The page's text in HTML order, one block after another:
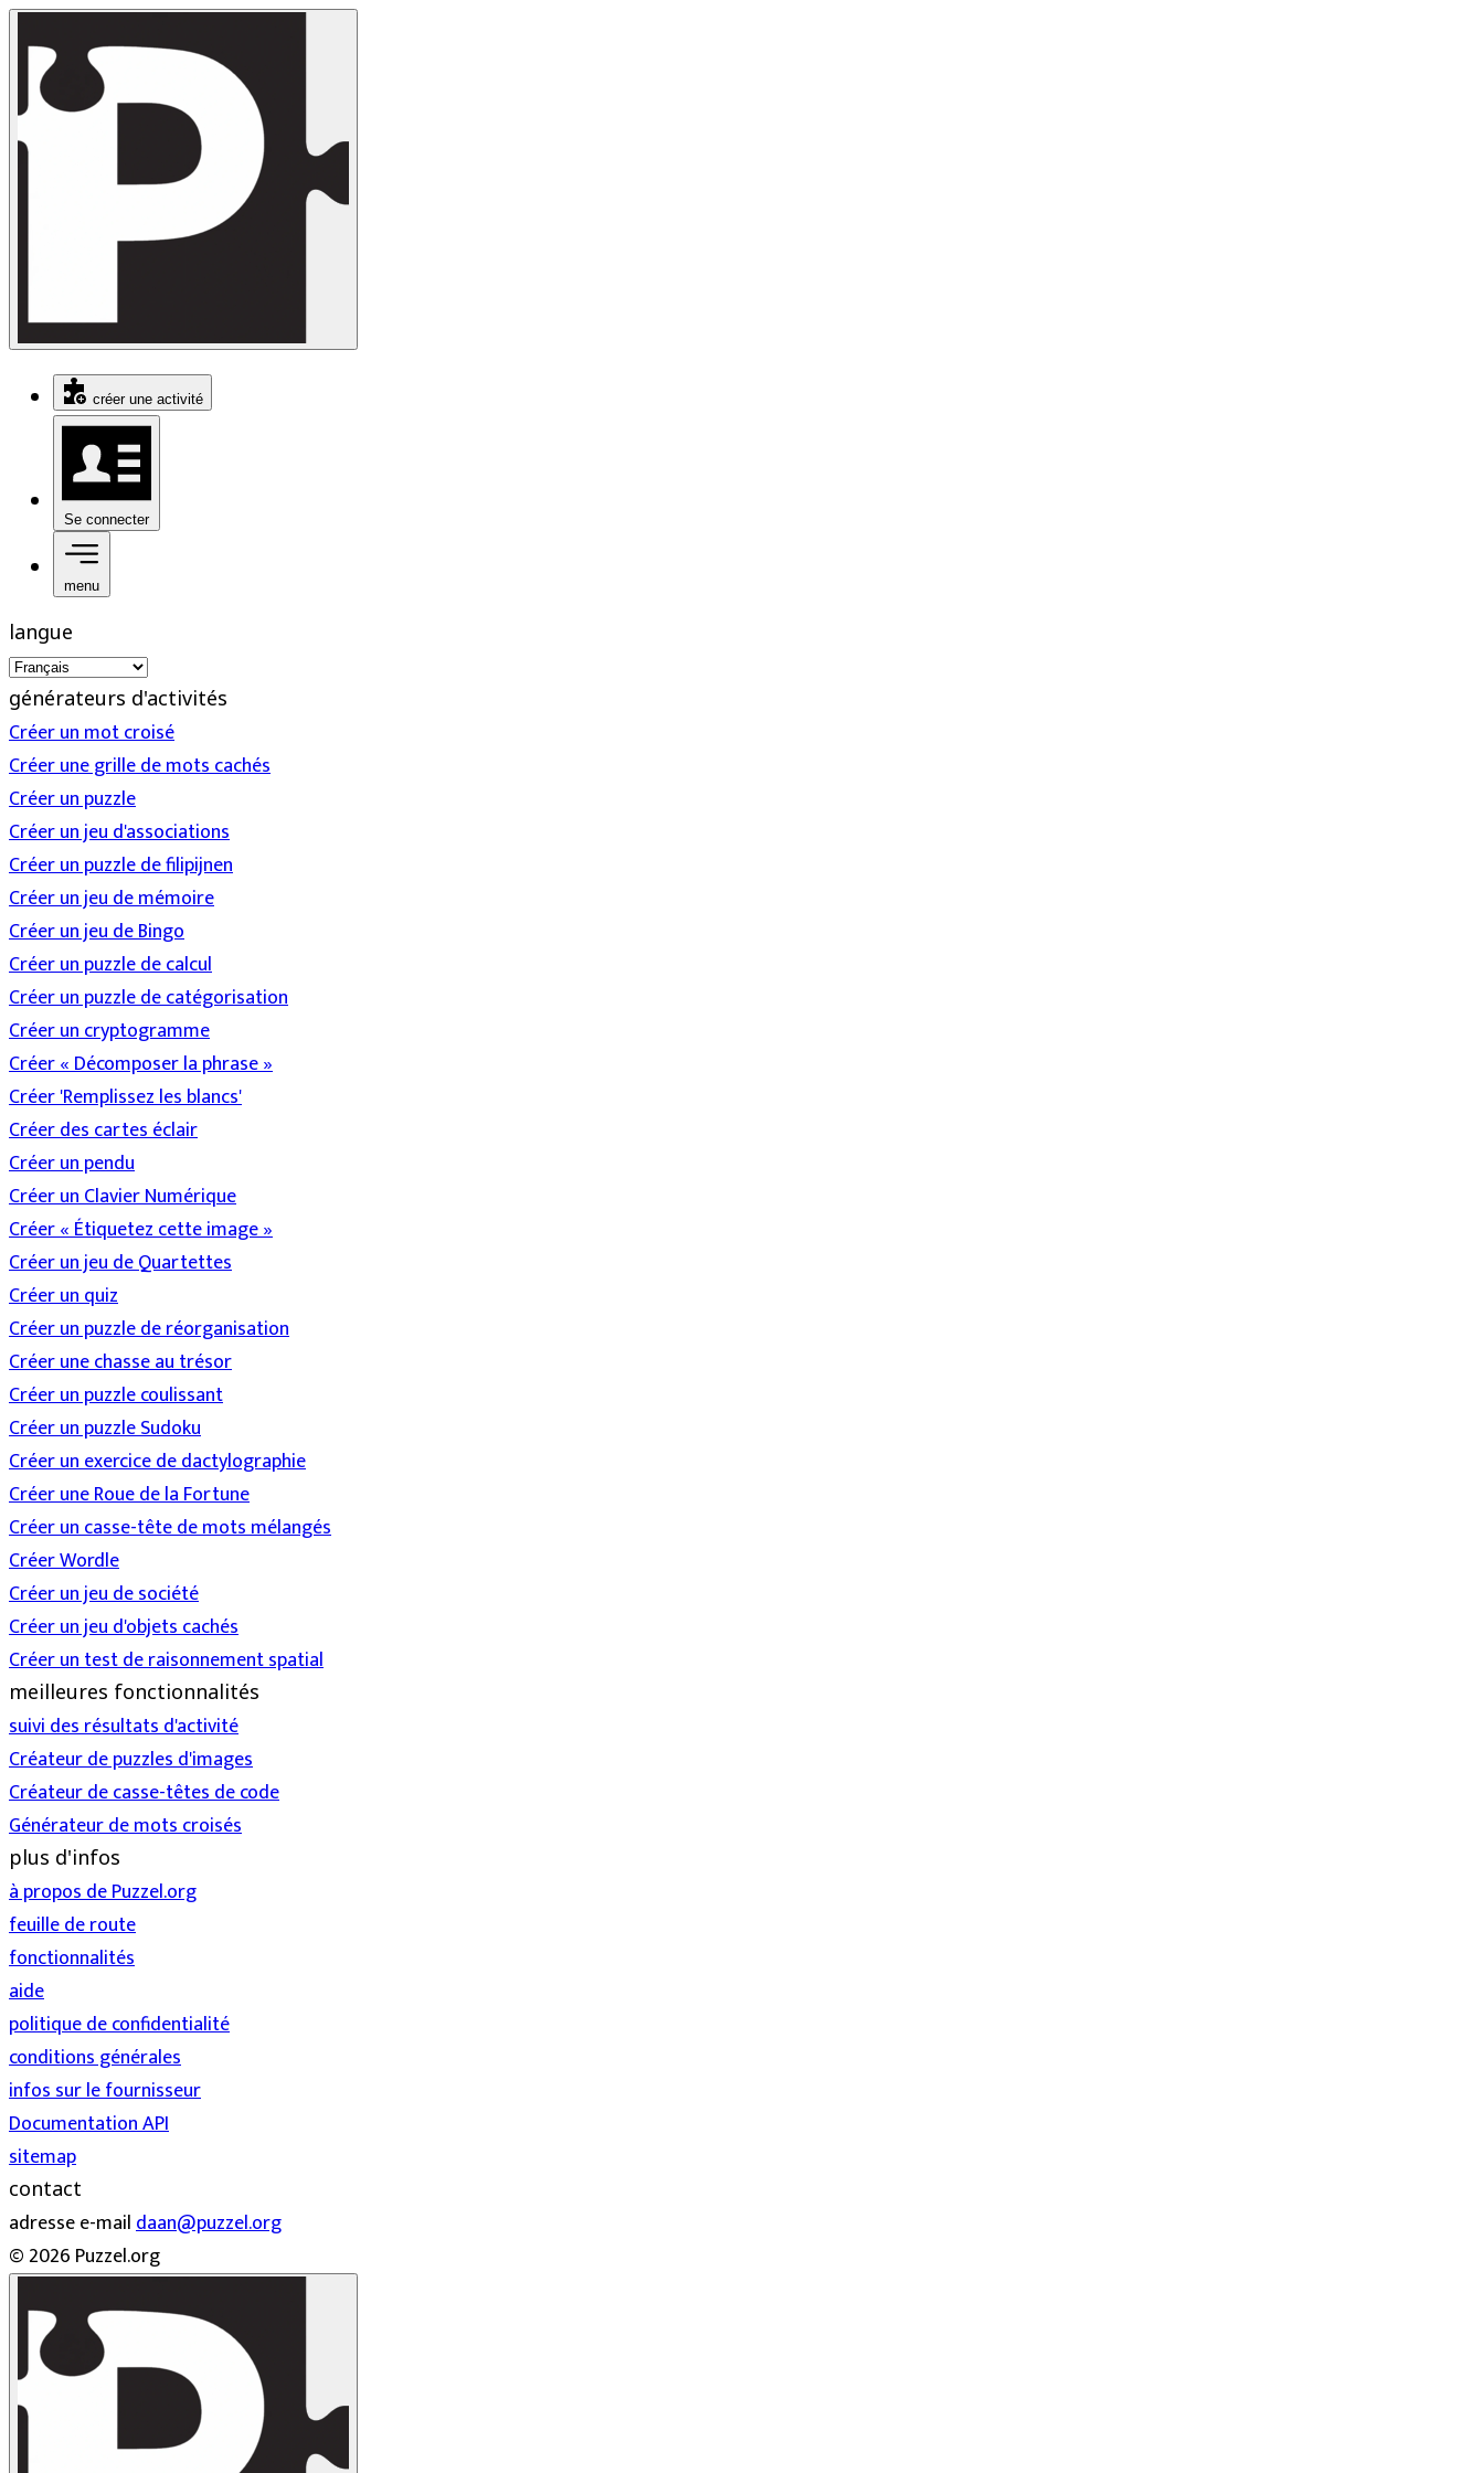
créer une activité
Se connecter
menu
langue
générateurs d'activités
Créer un mot croisé
Créer une grille de mots cachés
Créer un puzzle
Créer un jeu d'associations
Créer un puzzle de filipijnen
Créer un jeu de mémoire
Créer un jeu de Bingo
Créer un puzzle de calcul
Créer un puzzle de catégorisation
Créer un cryptogramme
Créer « Décomposer la phrase »
Créer 'Remplissez les blancs'
Créer des cartes éclair
Créer un pendu
Créer un Clavier Numérique
Créer « Étiquetez cette image »
Créer un jeu de Quartettes
Créer un quiz
Créer un puzzle de réorganisation
Créer une chasse au trésor
Créer un puzzle coulissant
Créer un puzzle Sudoku
Créer un exercice de dactylographie
Créer une Roue de la Fortune
Créer un casse-tête de mots mélangés
Créer Wordle
Créer un jeu de société
Créer un jeu d'objets cachés
Créer un test de raisonnement spatial
meilleures fonctionnalités
suivi des résultats d'activité
Créateur de puzzles d'images
Créateur de casse-têtes de code
Générateur de mots croisés
plus d'infos
à propos de Puzzel.org
feuille de route
fonctionnalités
aide
politique de confidentialité
conditions générales
infos sur le fournisseur
Documentation API
sitemap
contact
adresse e-maildaan@puzzel.org
© 2026 Puzzel.org